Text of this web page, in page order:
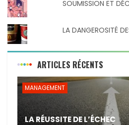
SOUMISSION ET
LA DANGEROSITÉ
ARTICLES RÉCENTS
MANAGEMENT
LA RÉUSSITE DE L’ÉCHEC